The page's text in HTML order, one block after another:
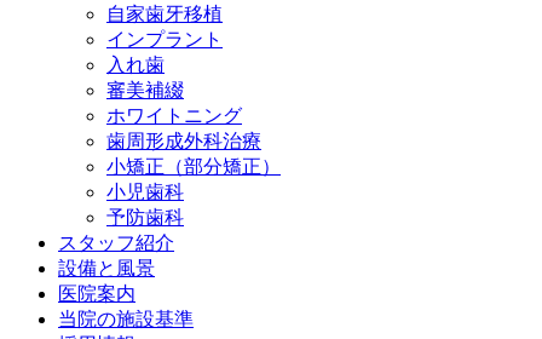
自家歯牙移植
インプラント
入れ歯
審美補綴
ホワイトニング
歯周形成外科治療
小矯正（部分矯正）
小児歯科
予防歯科
スタッフ紹介
設備と風景
医院案内
当院の施設基準